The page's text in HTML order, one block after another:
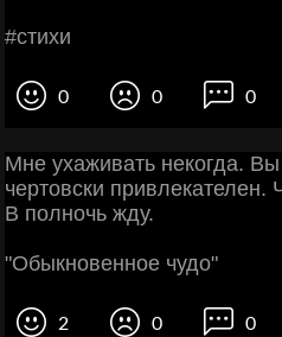
#cтихи
0 0 0
Мне ухаживать некогда.
чертовски привлекателен.
В полночь жду.
"Обыкновенное чудо"
2 0 0